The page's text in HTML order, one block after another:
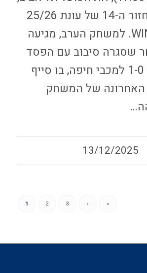
במסגרת המחזור ה-14 של עונת 25/26
בליגת WINNER. למשחק הערב, מגיעה
שסגרה סיבוב עם הפסד
ביתי ודרמטי 1-0 למכבי חיפה, בו סייף
האחרונה של המשחק
13/12/2025
1 2 3 › »